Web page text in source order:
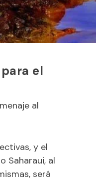
el
al
y el
Saharaui, al
será